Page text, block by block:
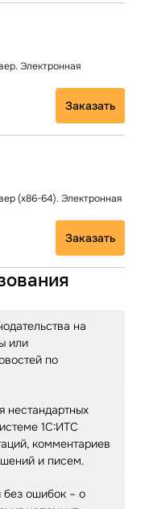
Электронная
Заказать
(x86-64). Электронная
Заказать
на
или
по
нестандартных
1С:ИТС
комментариев
и писем.
без ошибок – о